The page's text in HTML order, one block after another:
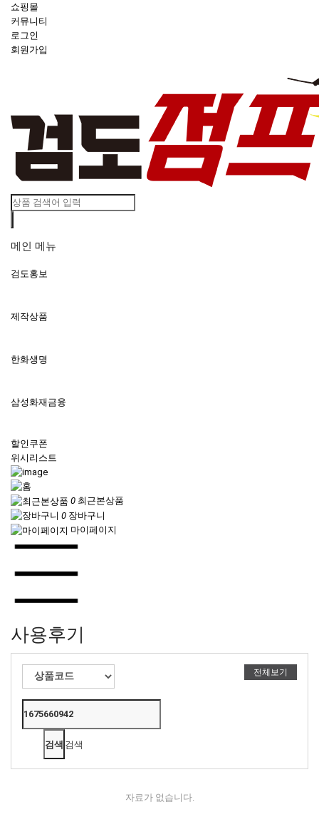
쇼핑몰
커뮤니티
로그인
회원가입
메인 메뉴
검도홍보
제작상품
한화생명
삼성화재금융
할인쿠폰
위시리스트
0 최근본상품
0 장바구니
마이페이지
사용후기
전체보기
검색
자료가 없습니다.